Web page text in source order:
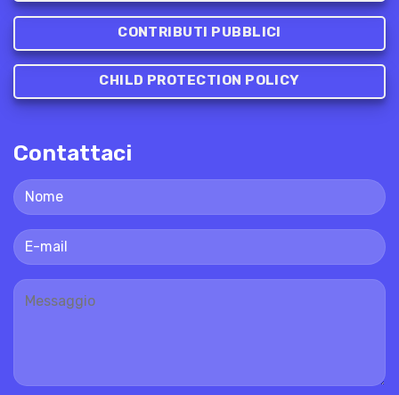
CONTRIBUTI PUBBLICI
CHILD PROTECTION POLICY
Contattaci